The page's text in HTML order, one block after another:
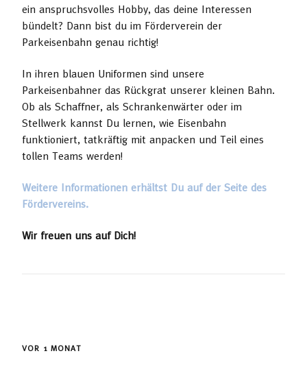
ein anspruchsvolles Hobby, das deine Interessen
bündelt? Dann bist du im Förderverein der
Parkeisenbahn genau richtig!
In ihren blauen Uniformen sind unsere
Parkeisenbahner das Rückgrat unserer kleinen Bahn.
Ob als Schaffner, als Schrankenwärter oder im
Stellwerk kannst Du lernen, wie Eisenbahn
funktioniert, tatkräftig mit anpacken und Teil eines
tollen Teams werden!
Weitere Informationen erhältst Du auf der Seite des
Fördervereins.
Wir freuen uns auf Dich!
VOR 1 MONAT